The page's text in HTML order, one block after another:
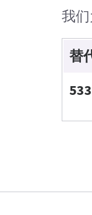
我
替